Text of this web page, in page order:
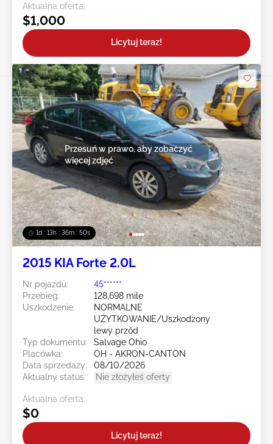
Aktualna oferta:
$1,000
Licytuj teraz!
1d : 13h : 36m : 47s
Przesuń w prawo, aby zobaczyć
więcej zdjęć
2015 KIA Forte 2.0L
Nr pojazdu:
45******
Przebieg:
128,698 mile
Uszkodzenie:
NORMALNE
UŻYTKOWANIE/Uszkodzony
lewy przód
Typ dokumentu:
Salvage Ohio
Placówka:
OH - AKRON-CANTON
Data sprzedaży:
08/10/2026
Aktualny status:
Nie złożyłeś oferty
Aktualna oferta:
$0
Licytuj teraz!